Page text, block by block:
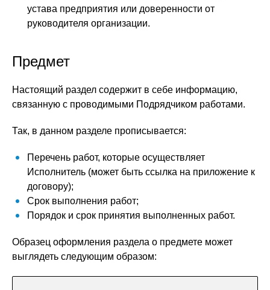
устава предприятия или доверенности от
руководителя организации.
Предмет
Настоящий раздел содержит в себе информацию,
связанную с проводимыми Подрядчиком работами.
Так, в данном разделе прописывается:
Перечень работ, которые осуществляет
Исполнитель (может быть ссылка на приложение к
договору);
Срок выполнения работ;
Порядок и срок принятия выполненных работ.
Образец оформления раздела о предмете может
выглядеть следующим образом: